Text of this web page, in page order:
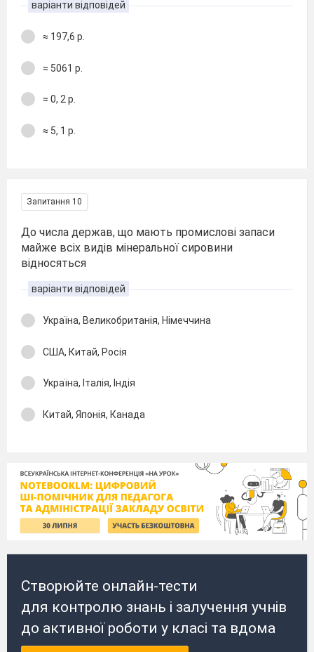
варіанти відповідей
≈ 197,6 р.
≈ 5061 р.
≈ 0, 2 р.
≈ 5, 1 р.
Запитання 10
До числа держав, що мають промислові запаси
майже всіх видів мінеральної сировини
відносяться
варіанти відповідей
Україна, Великобританія, Німеччина
США, Китай, Росія
Україна, Італія, Індія
Китай, Японія, Канада
Створюйте онлайн-тести
для контролю знань і залучення учнів
до активної роботи у класі та вдома